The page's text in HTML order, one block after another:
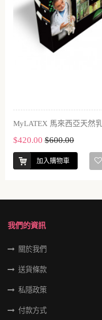
MyLATEX 馬來西亞天然
$420.00 $600.00
加入購物車
我們的資訊
關於我們
送貨條款
私隱政策
付款方式